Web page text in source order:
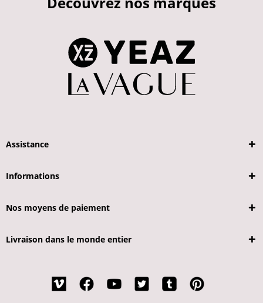
Assistance
Informations
Nos moyens de paiement
Livraison dans le monde entier